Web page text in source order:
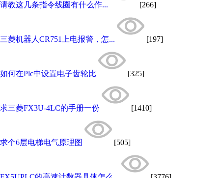
请教这几条指令线圈有什么作... [266]
三菱机器人CR751上电报警，怎... [197]
如何在Plc中设置电子齿轮比 [325]
求三菱FX3U-4LC的手册一份 [1410]
求个6层电梯电气原理图 [505]